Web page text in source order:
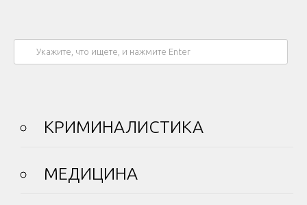
КРИМИНАЛИСТИКА
МЕДИЦИНА